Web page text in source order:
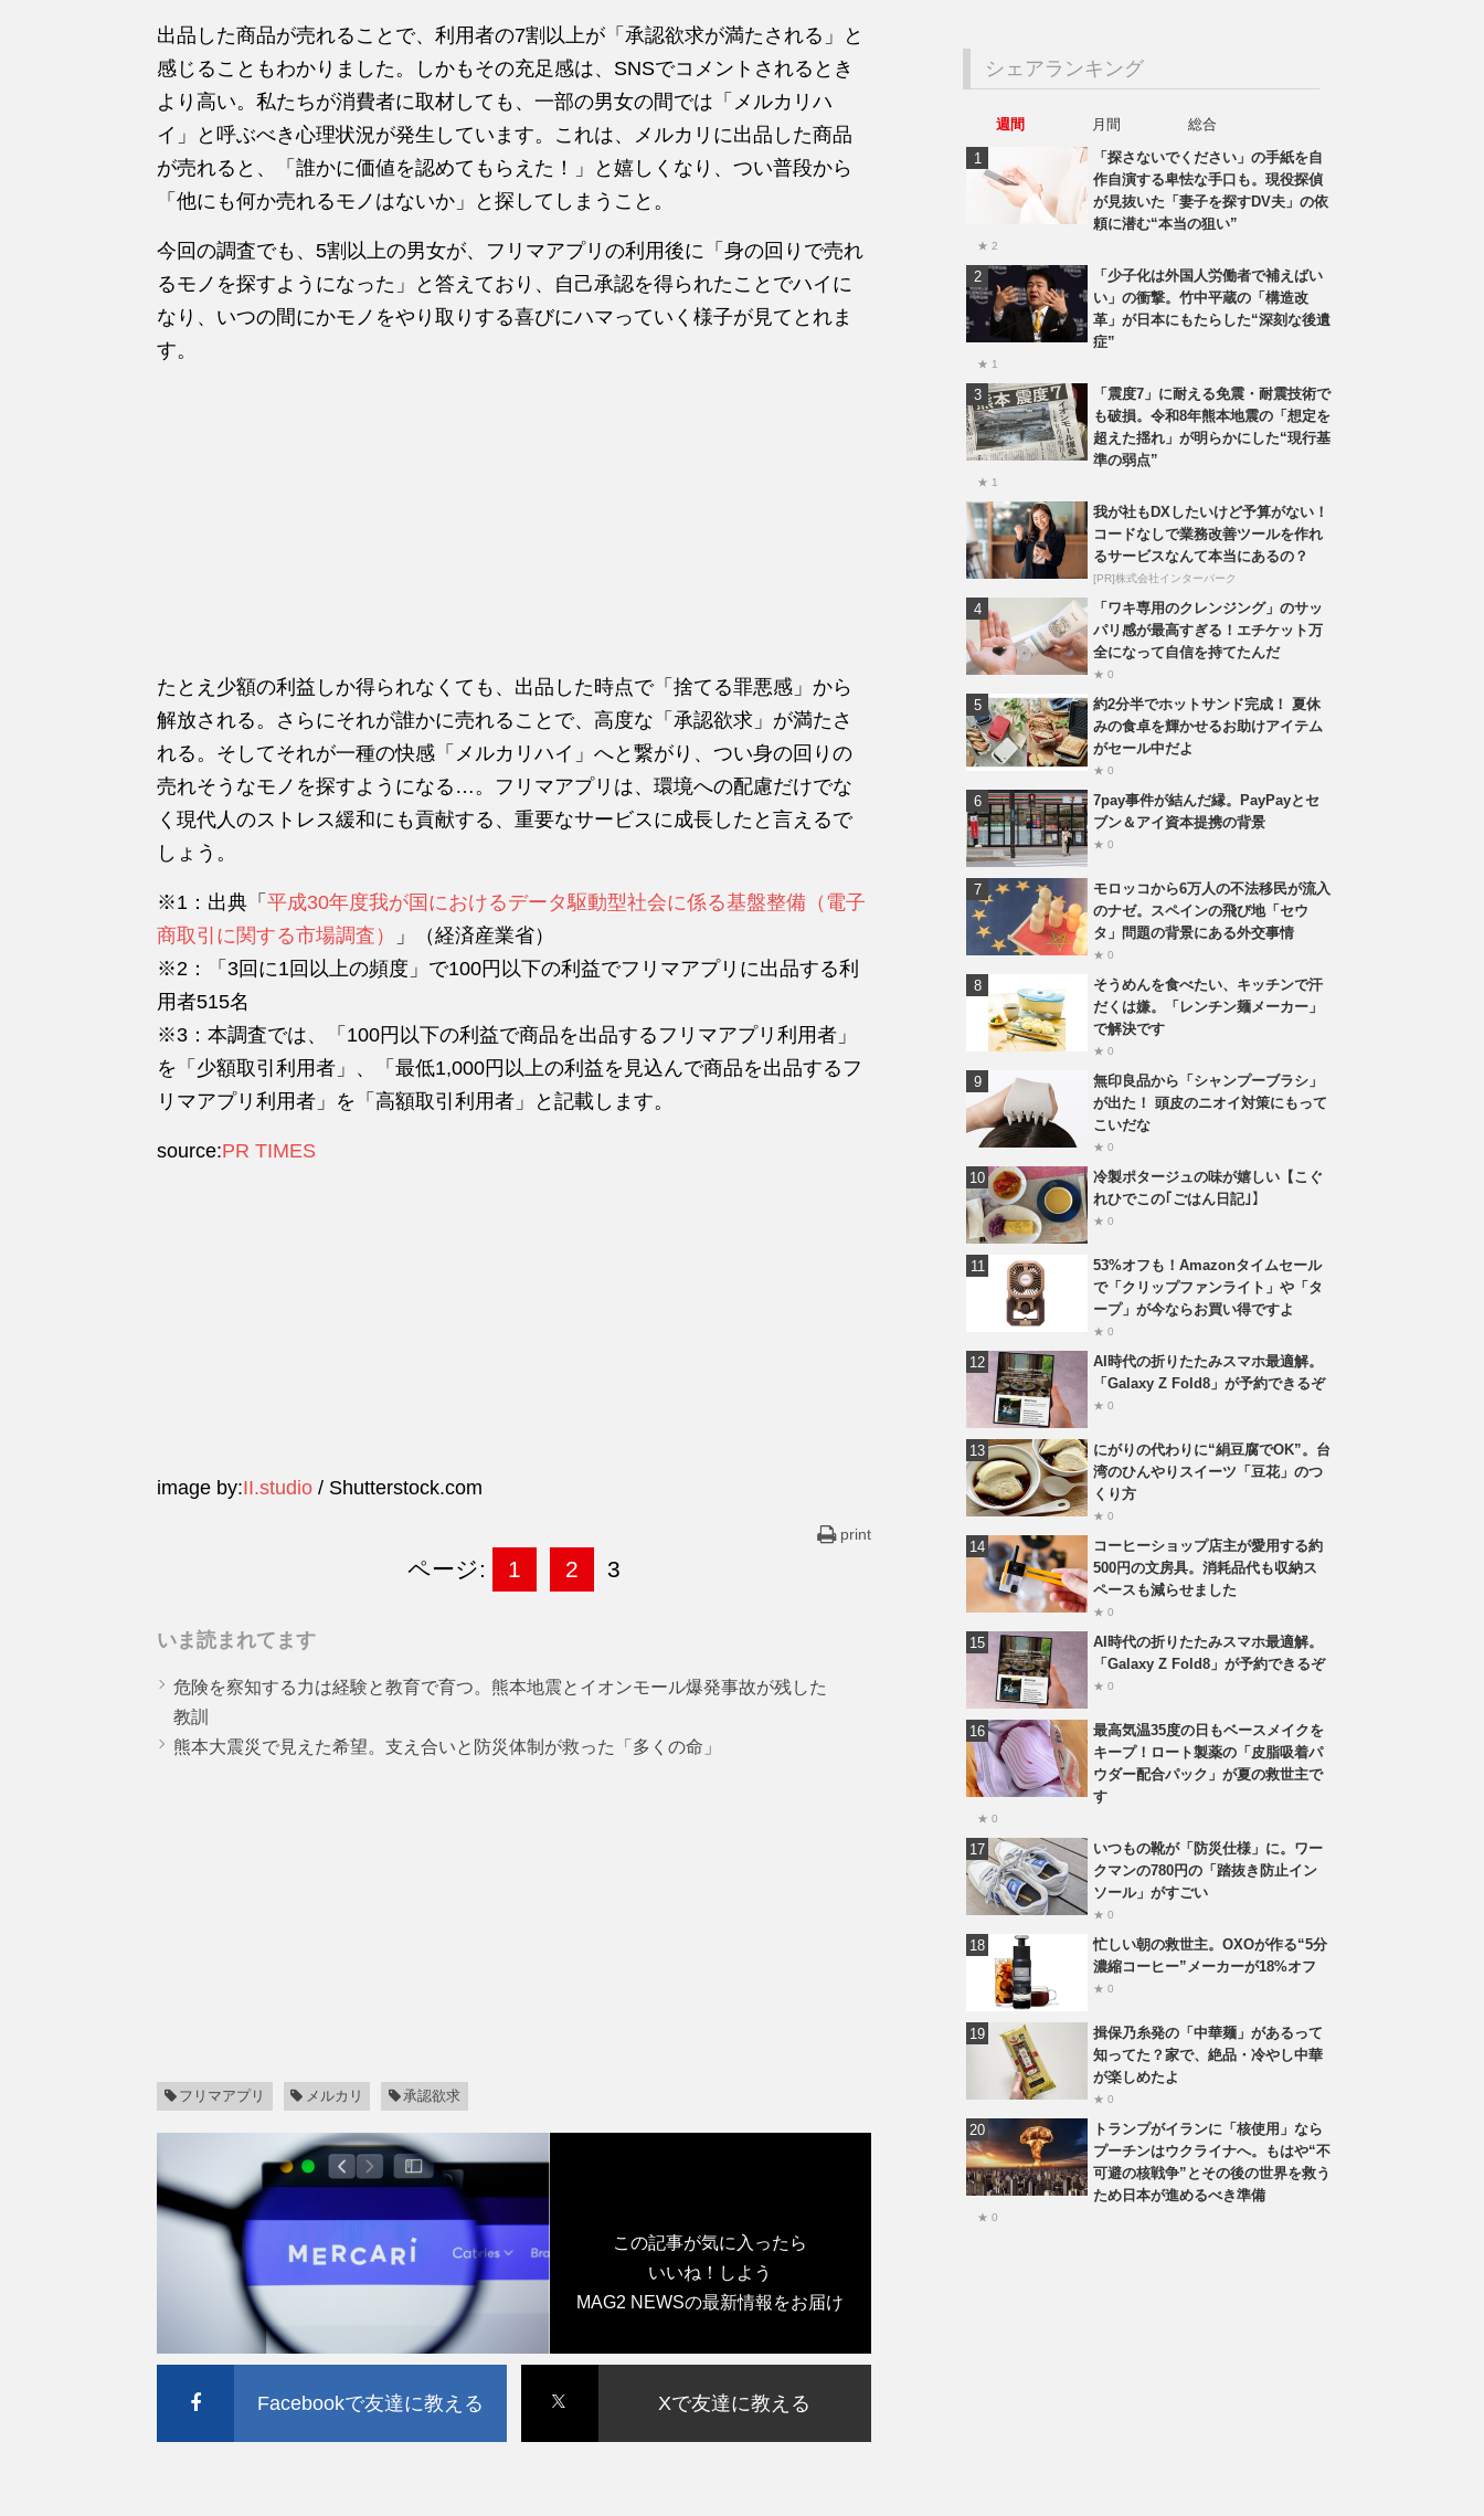
出品した商品が売れることで、利用者の7割以上が「承認欲求が満たされる」と
感じることもわかりました。しかもその充足感は、SNSでコメントされるとき
より高い。私たちが消費者に取材しても、一部の男女の間では「メルカリハ
イ」と呼ぶべき心理状況が発生しています。これは、メルカリに出品した商品
が売れると、「誰かに価値を認めてもらえた！」と嬉しくなり、つい普段から
「他にも何か売れるモノはないか」と探してしまうこと。
今回の調査でも、5割以上の男女が、フリマアプリの利用後に「身の回りで売れ
るモノを探すようになった」と答えており、自己承認を得られたことでハイに
なり、いつの間にかモノをやり取りする喜びにハマっていく様子が見てとれま
す。
たとえ少額の利益しか得られなくても、出品した時点で「捨てる罪悪感」から
解放される。さらにそれが誰かに売れることで、高度な「承認欲求」が満たさ
れる。そしてそれが一種の快感「メルカリハイ」へと繋がり、つい身の回りの
売れそうなモノを探すようになる…。フリマアプリは、環境への配慮だけでな
く現代人のストレス緩和にも貢献する、重要なサービスに成長したと言えるで
しょう。
※1：出典「 平成30年度我が国におけるデータ駆動型社会に係る基盤整備（電子
商取引に関する市場調査）
」（経済産業省）
※2：「3回に1回以上の頻度」で100円以下の利益でフリマアプリに出品する利
用者515名
※3：本調査では、「100円以下の利益で商品を出品するフリマアプリ利用者」
を「少額取引利用者」、「最低1,000円以上の利益を見込んで商品を出品するフ
リマアプリ利用者」を「高額取引利用者」と記載します。
source:PR TIMES
image by:II.studio / Shutterstock.com
print
ページ: 1 2 3
いま読まれてます
危険を察知する力は経験と教育で育つ。熊本地震とイオンモール爆発事故が残した
教訓
熊本大震災で見えた希望。支え合いと防災体制が救った「多くの命」
フリマアプリ メルカリ 承認欲求
この記事が気に入ったら
いいね！しよう
MAG2 NEWSの最新情報をお届け
Facebookで友達に教える Xで友達に教える
シェアランキング
週間 月間
総合
「探さないでください」の手紙を自
作自演する卑怯な手口も。現役探偵
が見抜いた「妻子を探すDV夫」の依
頼に潜む“本当の狙い”
★ 2
「少子化は外国人労働者で補えばい
い」の衝撃。竹中平蔵の「構造改
革」が日本にもたらした“深刻な後遺
症”
★ 1
「震度7」に耐える免震・耐震技術で
も破損。令和8年熊本地震の「想定を
超えた揺れ」が明らかにした“現行基
準の弱点”
★ 1
我が社もDXしたいけど予算がない！
コードなしで業務改善ツールを作れ
るサービスなんて本当にあるの？
[PR]株式会社インターパーク
「ワキ専用のクレンジング」のサッ
パリ感が最高すぎる！エチケット万
全になって自信を持てたんだ
★ 0
約2分半でホットサンド完成！ 夏休
みの食卓を輝かせるお助けアイテム
がセール中だよ
★ 0
7pay事件が結んだ縁。PayPayとセ
ブン＆アイ資本提携の背景
★ 0
モロッコから6万人の不法移民が流入
のナゼ。スペインの飛び地「セウ
タ」問題の背景にある外交事情
★ 0
そうめんを食べたい、キッチンで汗
だくは嫌。「レンチン麺メーカー」
で解決です
★ 0
無印良品から「シャンプーブラシ」
が出た！ 頭皮のニオイ対策にもって
こいだな
★ 0
冷製ポタージュの味が嬉しい【こぐ
れひでこの｢ごはん日記｣】
★ 0
53%オフも！Amazonタイムセール
で「クリップファンライト」や「タ
ープ」が今ならお買い得ですよ
★ 0
AI時代の折りたたみスマホ最適解。
「Galaxy Z Fold8」が予約できるぞ
★ 0
にがりの代わりに“絹豆腐でOK”。台
湾のひんやりスイーツ「豆花」のつ
くり方
★ 0
コーヒーショップ店主が愛用する約
500円の文房具。消耗品代も収納ス
ペースも減らせました
★ 0
AI時代の折りたたみスマホ最適解。
「Galaxy Z Fold8」が予約できるぞ
★ 0
最高気温35度の日もベースメイクを
キープ！ロート製薬の「皮脂吸着パ
ウダー配合パック」が夏の救世主で
す
★ 0
いつもの靴が「防災仕様」に。ワー
クマンの780円の「踏抜き防止イン
ソール」がすごい
★ 0
忙しい朝の救世主。OXOが作る“5分
濃縮コーヒー”メーカーが18%オフ
★ 0
揖保乃糸発の「中華麺」があるって
知ってた？家で、絶品・冷やし中華
が楽しめたよ
★ 0
トランプがイランに「核使用」なら
プーチンはウクライナへ。もはや“不
可避の核戦争”とその後の世界を救う
ため日本が進めるべき準備
★ 0